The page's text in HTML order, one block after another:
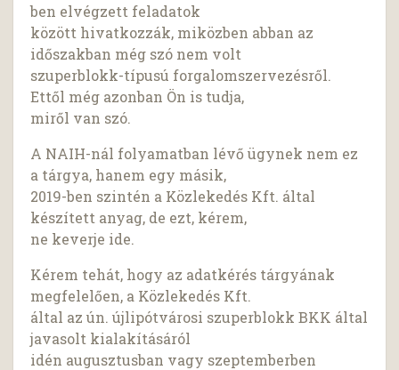
ben elvégzett feladatok
között hivatkozzák, miközben abban az
időszakban még szó nem volt
szuperblokk-típusú forgalomszervezésről.
Ettől még azonban Ön is tudja,
miről van szó.
A NAIH-nál folyamatban lévő ügynek nem ez
a tárgya, hanem egy másik,
2019-ben szintén a Közlekedés Kft. által
készített anyag, de ezt, kérem,
ne keverje ide.
Kérem tehát, hogy az adatkérés tárgyának
megfelelően, a Közlekedés Kft.
által az ún. újlipótvárosi szuperblokk BKK által
javasolt kialakításáról
idén augusztusban vagy szeptemberben